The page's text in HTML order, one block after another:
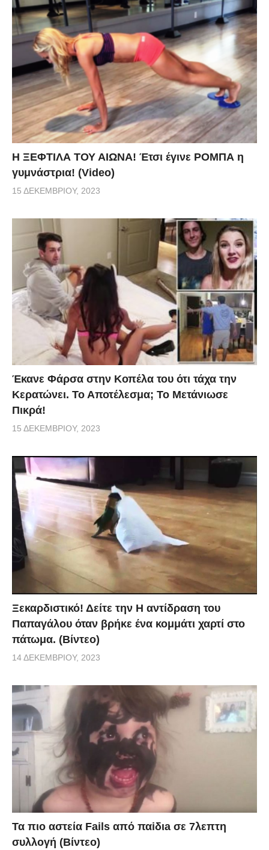
Η ΞΕΦΤΙΛΑ ΤΟΥ ΑΙΩΝΑ! Έτσι έγινε ΡΟΜΠΑ η
γυμνάστρια! (Video)
15 ΔΕΚΕΜΒΡΊΟΥ, 2023
Έκανε Φάρσα στην Κοπέλα του ότι τάχα την
Κερατώνει. Το Αποτέλεσμα; Το Μετάνιωσε
Πικρά!
15 ΔΕΚΕΜΒΡΊΟΥ, 2023
Ξεκαρδιστικό! Δείτε την Η αντίδραση του
Παπαγάλου όταν βρήκε ένα κομμάτι χαρτί στο
πάτωμα. (Βίντεο)
14 ΔΕΚΕΜΒΡΊΟΥ, 2023
Τα πιο αστεία Fails από παiδιa σε 7λεπτη
συλλογή (Βίντεο)